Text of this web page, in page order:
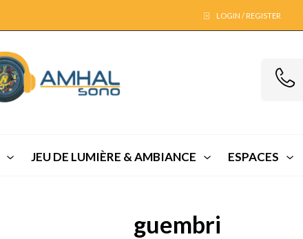
LOGIN / REGISTER
JEU DE LUMIÈRE & AMBIANCE ESPACES
guembri